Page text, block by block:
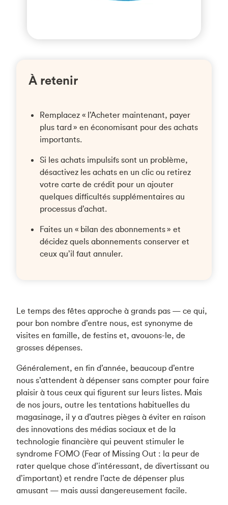
À retenir
Remplacez « l’Acheter maintenant, payer
plus tard » en économisant pour des achats
importants.
Si les achats impulsifs sont un problème,
désactivez les achats en un clic ou retirez
votre carte de crédit pour un ajouter
quelques difficultés supplémentaires au
processus d’achat.
Faites un « bilan des abonnements » et
décidez quels abonnements conserver et
ceux qu’il faut annuler.
Le temps des fêtes approche à grands pas — ce qui,
pour bon nombre d’entre nous, est synonyme de
visites en famille, de festins et, avouons-le, de
grosses dépenses.
Généralement, en fin d’année, beaucoup d’entre
nous s’attendent à dépenser sans compter pour faire
plaisir à tous ceux qui figurent sur leurs listes. Mais
de nos jours, outre les tentations habituelles du
magasinage, il y a d’autres pièges à éviter en raison
des innovations des médias sociaux et de la
technologie financière qui peuvent stimuler le
syndrome FOMO (Fear of Missing Out : la peur de
rater quelque chose d’intéressant, de divertissant ou
d’important) et rendre l’acte de dépenser plus
amusant — mais aussi dangereusement facile.